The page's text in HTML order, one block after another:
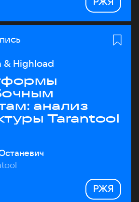
& Highload
анализ
Tarantool
РЖЯ